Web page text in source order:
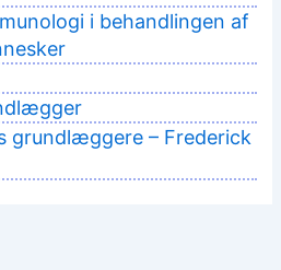
i behandlingen af
grundlæggere – Frederick